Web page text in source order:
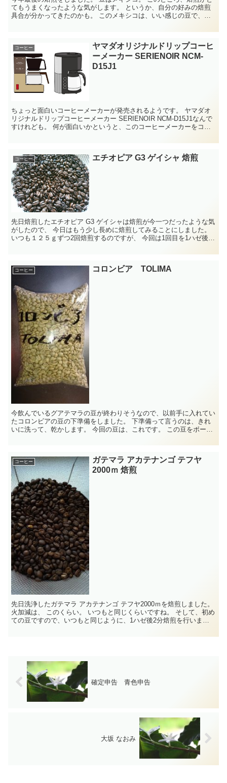
てもうまくなったような気がします。 というか、自分の好みの焙煎
具合が分かってきたのかも。 このメキシコは、いい感じの豆で、欠
コーヒー
ヤマダオリジナルドリップコーヒ
ーメーカー SERIENOIR NCM-
D15J1
ちょっと面白いコーヒーメーカーが発売されるようです。 ヤマダオ
リジナルドリップコーヒーメーカー SERIENOIR NCM-D15J1なんで
すけれども。 何が面白いかというと、このコーヒーメーカーをコー
コーヒー エチオピア G3 ゲイシャ 焙煎
先日焙煎したエチオピア G3 ゲイシャは焙煎が今一つだったような気
がしたので、 今日はもう少し長めに焙煎してみることにしました。
いつも１２５ｇずつ2回焙煎するのですが、 今回は1回目を1ハゼ後2
コーヒー コロンビア TOLIMA
今飲んでいるグアテマラの豆が終わりそうなので、以前手に入れてい
たコロンビアの豆の下準備をしました。 下準備って言うのは、きれ
いに洗って、乾かします。 今回の豆は、これです。 この豆をボール
コーヒー
ガテマラ アカテナンゴ テフヤ
2000ｍ 焙煎
先日洗浄したガテマラ アカテナンゴ テフヤ2000ｍを焙煎しました。
火加減は、 このくらい。 いつもと同じくらいですね。 そして、初め
ての豆ですので、いつもと同じように、1ハゼ後2分焙煎を行いまし
確定申告 青色申告
大坂 なおみ